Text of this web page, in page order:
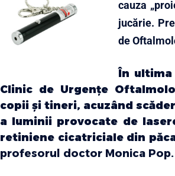
cauza
jucărie.
de
În
Clinic de Urgenţe
copii şi tineri, acuzând
a luminii provocate de
retiniene cicatriciale din
profesorul doctor Monica Pop.